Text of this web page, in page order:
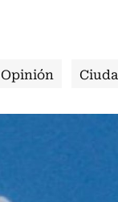
Opinión